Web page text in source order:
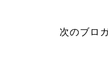
次のブロ